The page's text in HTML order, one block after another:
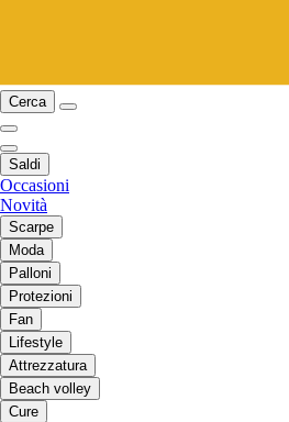
Cerca
Saldi
Occasioni
Novità
Scarpe
Moda
Palloni
Protezioni
Fan
Lifestyle
Attrezzatura
Beach volley
Cure